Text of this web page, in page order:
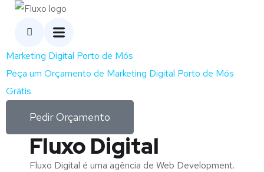
Marketing Digital Porto de Mós
Peça um Orçamento de Marketing Digital Porto de Mós
Grátis
Pedir Orçamento
Fluxo Digital
Fluxo Digital é uma agência de Web Development.